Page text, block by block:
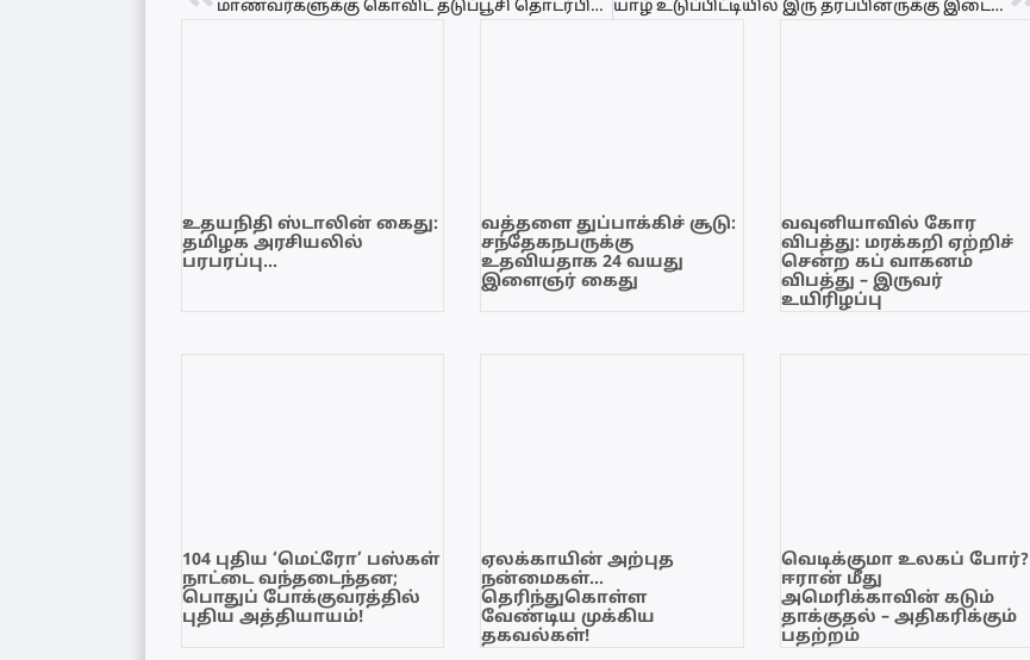
மாணவர்களுக்கு கொவிட் தடுப்பூசி தொடர்பில் வெளியான முக்கிய தகவல்! யாழ் உடுப்பிட்டியில் இரு தரப்பினருக்கு இடையில் மோதல் – இராணுவம் சுற்றிவளைப்பு…
உதயநிதி ஸ்டாலின் கைது:
தமிழக அரசியலில்
பரபரப்பு…
வத்தளை துப்பாக்கிச் சூடு:
சந்தேகநபருக்கு
உதவியதாக 24 வயது
இளைஞர் கைது
வவுனியாவில் கோர
விபத்து: மரக்கறி ஏற்றிச்
சென்ற கப் வாகனம்
விபத்து – இருவர்
உயிரிழப்பு
104 புதிய ‘மெட்ரோ’ பஸ்கள்
நாட்டை வந்தடைந்தன;
பொதுப் போக்குவரத்தில்
புதிய அத்தியாயம்!
ஏலக்காயின் அற்புத
நன்மைகள்…
தெரிந்துகொள்ள
வேண்டிய முக்கிய
தகவல்கள்!
வெடிக்குமா உலகப் போர்?
ஈரான் மீது
அமெரிக்காவின் கடும்
தாக்குதல் – அதிகரிக்கும்
பதற்றம்